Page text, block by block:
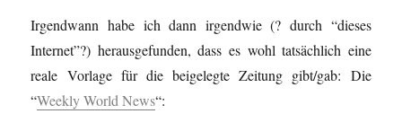
Irgendwann habe ich dann irgendwie (? durch “dieses
Internet”?) herausgefunden, dass es wohl tatsächlich eine
reale Vorlage für die beigelegte Zeitung gibt/gab: Die
“Weekly World News“: